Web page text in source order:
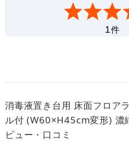
1件
消毒液置き台用 床面フロア
ル付 (W60×H45cm変形) 濃
ビュー・口コミ